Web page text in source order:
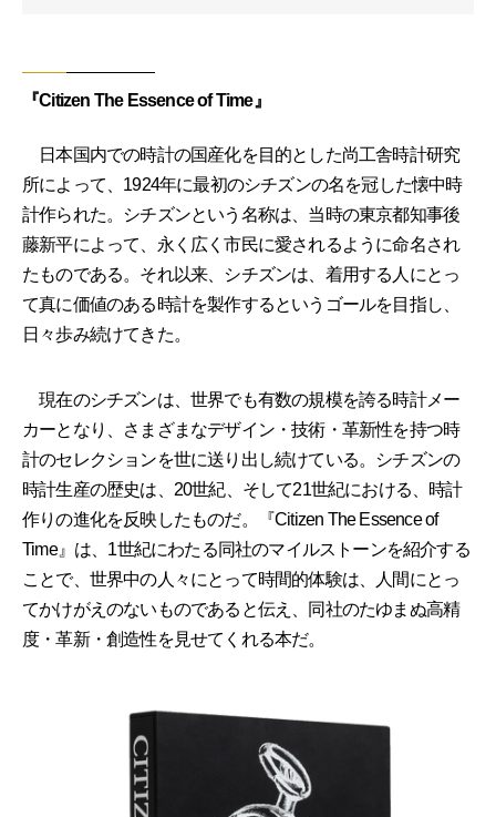
『Citizen The Essence of Time』
日本国内での時計の国産化を目的とした尚工舎時計研究
所によって、1924年に最初のシチズンの名を冠した懐中時
計作られた。シチズンという名称は、当時の東京都知事後
藤新平によって、永く広く市民に愛されるように命名され
たものである。それ以来、シチズンは、着用する人にとっ
て真に価値のある時計を製作するというゴールを目指し、
日々歩み続けてきた。
現在のシチズンは、世界でも有数の規模を誇る時計メー
カーとなり、さまざまなデザイン・技術・革新性を持つ時
計のセレクションを世に送り出し続けている。シチズンの
時計生産の歴史は、20世紀、そして21世紀における、時計
作りの進化を反映したものだ。『Citizen The Essence of
Time』は、1世紀にわたる同社のマイルストーンを紹介する
ことで、世界中の人々にとって時間的体験は、人間にとっ
てかけがえのないものであると伝え、同社のたゆまぬ高精
度・革新・創造性を見せてくれる本だ。